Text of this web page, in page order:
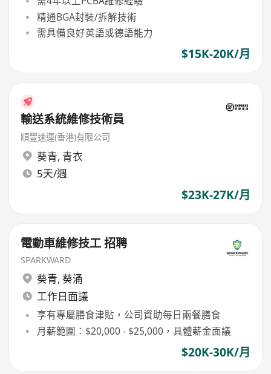
精通BGA封裝/拆解技術
需具備良好英語或德語能力
$15K-20K/月
輸送系統維修技術員
順豐速運(香港)有限公司
葵青, 青衣
5天/週
$23K-27K/月
電動車維修技工 招聘
SPARKWARD
葵青, 葵涌
工作日面議
享有專屬膳食津貼，公司資助每日兩餐膳食
月薪範圍：$20,000 - $25,000，具體薪金面議
$20K-30K/月